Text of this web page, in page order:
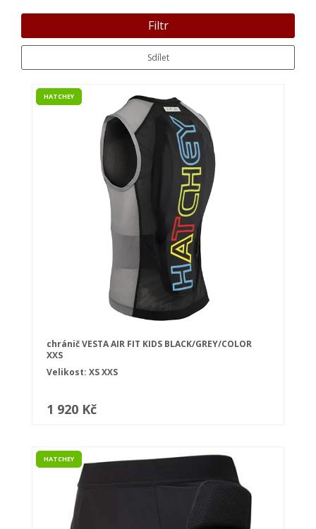
Filtr
Sdílet
HATCHEY
chránič VESTA AIR FIT KIDS BLACK/GREY/COLOR
XXS
Velikost: XSXXS
1 920 Kč
HATCHEY